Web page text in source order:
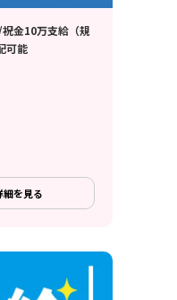
金10万支給（規
可能
細を見る